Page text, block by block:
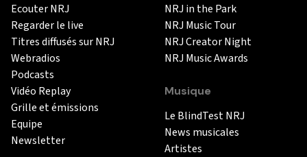
Ecouter NRJ
Regarder le live
Titres diffusés sur NRJ
Webradios
Podcasts
Vidéo Replay
Grille et émissions
Equipe
Newsletter
NRJ in the Park
NRJ Music Tour
NRJ Creator Night
NRJ Music Awards
Musique
Le BlindTest NRJ
News musicales
Artistes